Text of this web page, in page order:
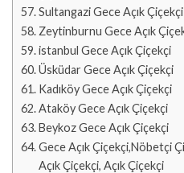
Sultangazi Gece Açık Çiçekçi
Zeytinburnu Gece Açık
istanbul Gece Açık Çiçekçi
Üsküdar Gece Açık Çiçekçi
Kadıköy Gece Açık Çiçekçi
Ataköy Gece Açık Çiçekçi
Beykoz Gece Açık Çiçekçi
Gece Açık Çiçekçi,Nöbetçi
Açık Çiçekçi, Açık Çiçekçi